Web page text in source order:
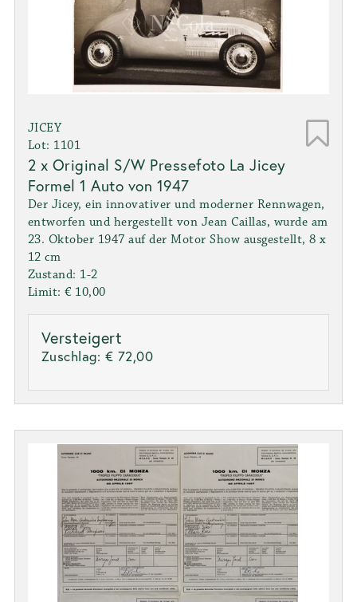
JICEY
Lot: 1101
2 x Original S/W Pressefoto La Jicey
Formel 1 Auto von 1947
Der Jicey, ein innovativer und moderner Rennwagen,
entworfen und hergestellt von Jean Caillas, wurde am
23. Oktober 1947 auf der Motor Show ausgestellt, 8 x
12 cm
Zustand: 1-2
Limit: € 10,00
Versteigert
Zuschlag: € 72,00